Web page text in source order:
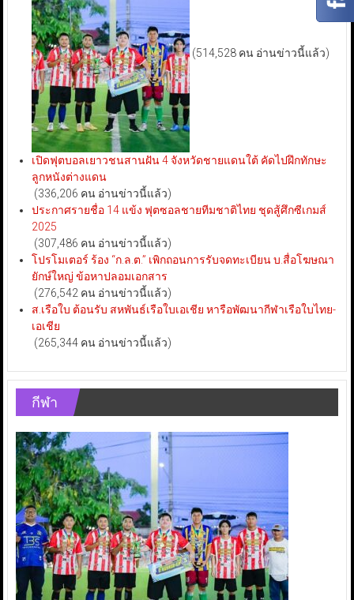
(514,528 คน อ่านข่าวนี้แล้ว)
เปิดฟุตบอลเยาวชนสานฝัน 4 จังหวัดชายแดนใต้ คัดไปฝึกทักษะ
ลูกหนังต่างแดน
(336,206 คน อ่านข่าวนี้แล้ว)
ประกาศรายชื่อ 14 แข้ง ฟุตซอลชายทีมชาติไทย ชุดสู้ศึกซีเกมส์
2025
(307,486 คน อ่านข่าวนี้แล้ว)
โปรโมเตอร์ ร้อง “ก.ล.ต.” เพิกถอนการรับจดทะเบียน บ.สื่อโฆษณา
ยักษ์ใหญ่ ข้อหาปลอมเอกสาร
(276,542 คน อ่านข่าวนี้แล้ว)
ส.เรือใบ ต้อนรับ สหพันธ์เรือใบเอเชีย หารือพัฒนากีฬาเรือใบไทย-
เอเชีย
(265,344 คน อ่านข่าวนี้แล้ว)
กีฬา